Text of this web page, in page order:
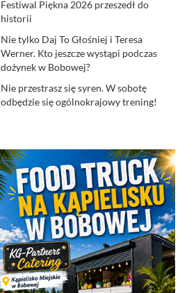
Festiwal Piękna 2026 przeszedł do
historii
Nie tylko Daj To Głośniej i Teresa
Werner. Kto jeszcze wystąpi podczas
dożynek w Bobowej?
Nie przestrasz się syren. W sobotę
odbędzie się ogólnokrajowy trening!